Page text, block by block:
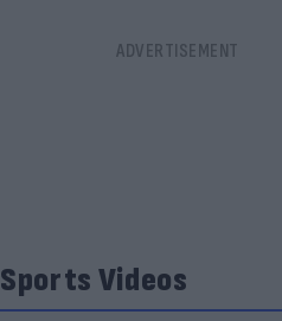
Sports Videos